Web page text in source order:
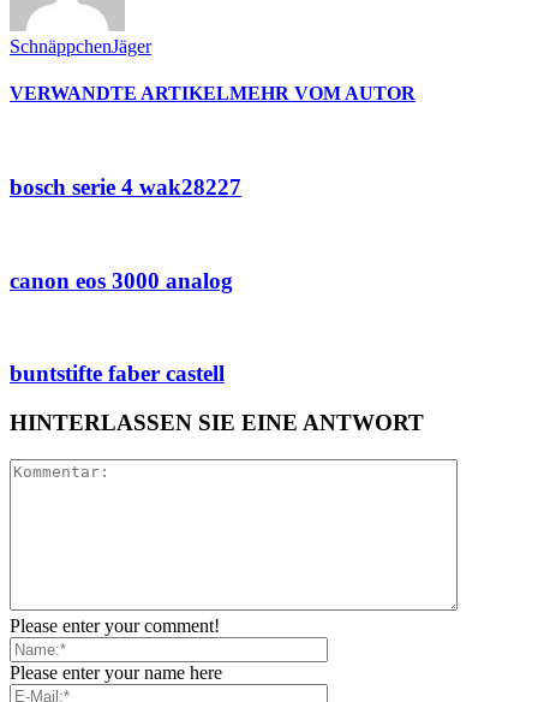
SchnäppchenJäger
VERWANDTE ARTIKELMEHR VOM AUTOR
bosch serie 4 wak28227
canon eos 3000 analog
buntstifte faber castell
HINTERLASSEN SIE EINE ANTWORT
Please enter your comment!
Please enter your name here